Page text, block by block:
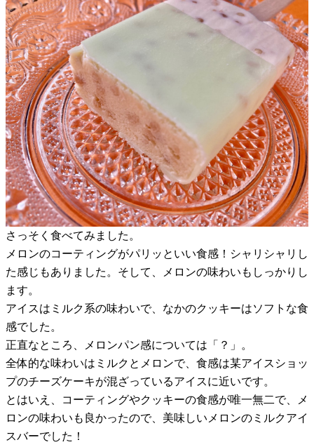
さっそく食べてみました。
メロンのコーティングがパリッといい食感！シャリシャリし
た感じもありました。そして、メロンの味わいもしっかりし
ます。
アイスはミルク系の味わいで、なかのクッキーはソフトな食
感でした。
正直なところ、メロンパン感については「？」。
全体的な味わいはミルクとメロンで、食感は某アイスショッ
プのチーズケーキが混ざっているアイスに近いです。
とはいえ、コーティングやクッキーの食感が唯一無二で、メ
ロンの味わいも良かったので、美味しいメロンのミルクアイ
スバーでした！